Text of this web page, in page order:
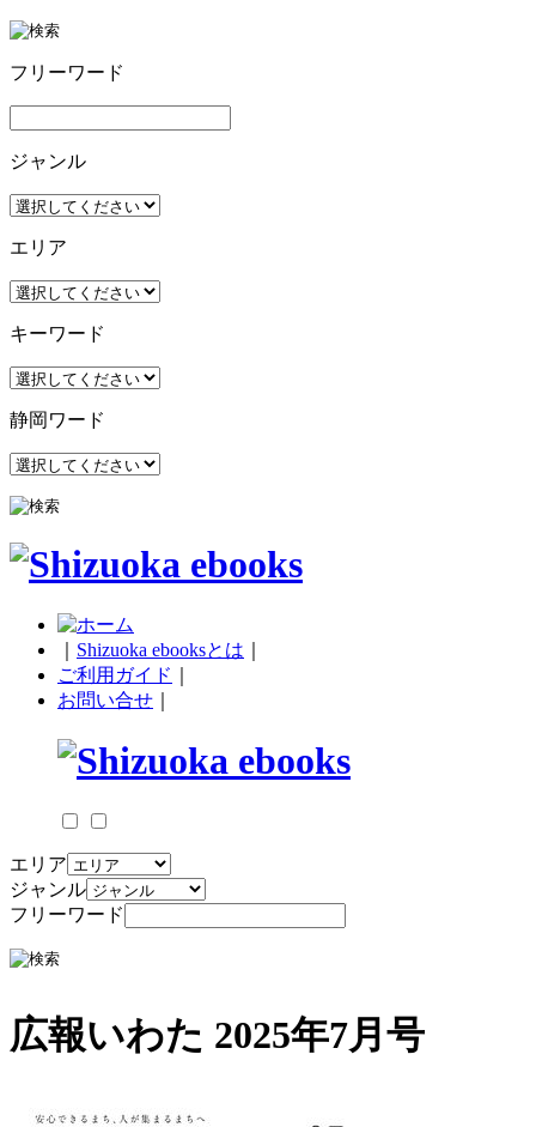
フリーワード
ジャンル
エリア
キーワード
静岡ワード
Shizuoka ebooksとは
ご利用ガイド
お問い合せ
エリア
ジャンル
フリーワード
広報いわた 2025年7月号